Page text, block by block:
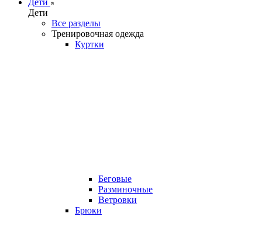
Дети
Все разделы
Тренировочная одежда
Куртки
Беговые
Разминочные
Ветровки
Брюки